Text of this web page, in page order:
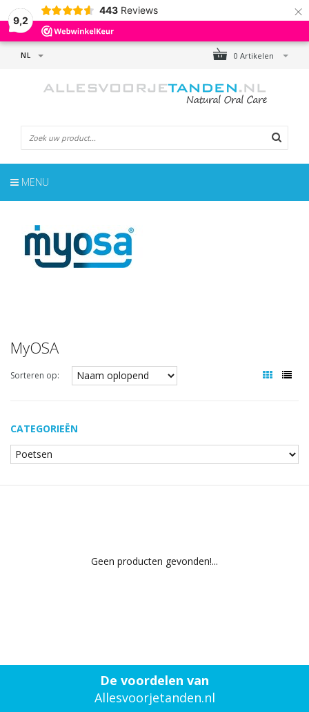
9,2
443 Reviews ×
0 Artikelen
NL
MENU
MyOSA
Sorteren op:
CATEGORIEËN
Geen producten gevonden!...
De voordelen van
Allesvoorjetanden.nl